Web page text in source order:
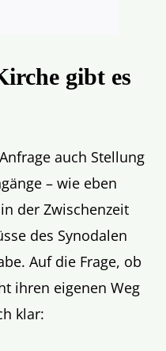
gibt es
auch Stellung
– wie eben
der Zwischenzeit
des Synodalen
Auf die Frage, ob
ihren eigenen Weg
klar: